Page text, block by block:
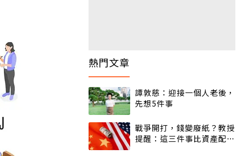
熱門文章
譚敦慈：迎接一個人老後，
先想5件事
戰爭開打，錢變廢紙？教授
提醒：這三件事比資產配置